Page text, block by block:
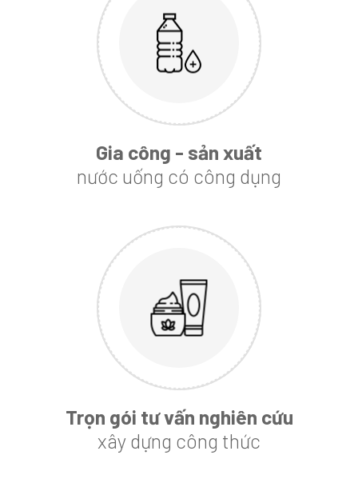
Gia công - sản xuất
nước uống có công dụng
Trọn gói tư vấn nghiên cứu
xây dựng công thức